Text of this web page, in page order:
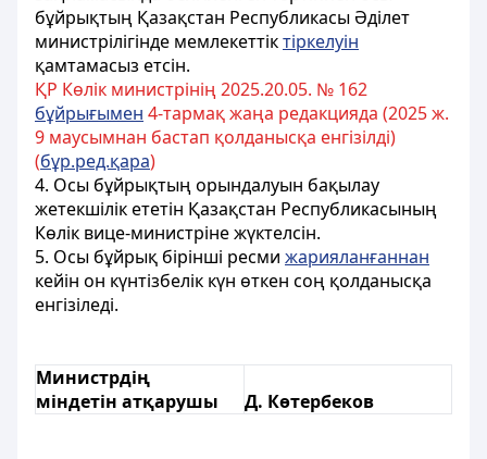
бұйрықтың Қазақстан Республикасы Әділет
министрілігінде мемлекеттіктіркелуін
қамтамасыз етсін.
ҚР Көлік министрінің 2025.20.05. № 162
бұйрығымен 4-тармақ жаңа редакцияда (2025 ж.
9 маусымнан бастап қолданысқа енгізілді)
(бұр.ред.қара)
4. Осы бұйрықтың орындалуын бақылау
жетекшілік ететін Қазақстан Республикасының
Көлік вице-министріне жүктелсін.
5. Осы бұйрық бірінші ресми жарияланғаннан
кейін он күнтізбелік күн өткен соң қолданысқа
енгізіледі.
Министрдің
міндетін атқарушы
Д. Көтербеков